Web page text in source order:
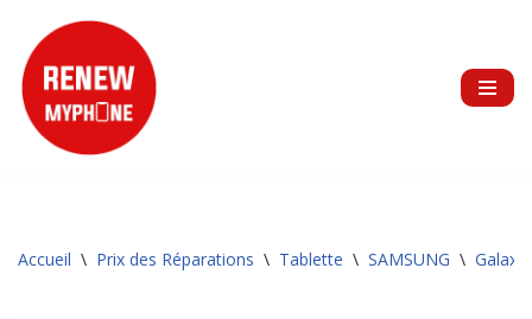
Aller
au
contenu
Accueil \ Prix des Réparations \ Tablette \ SAMSUNG \ Galaxy